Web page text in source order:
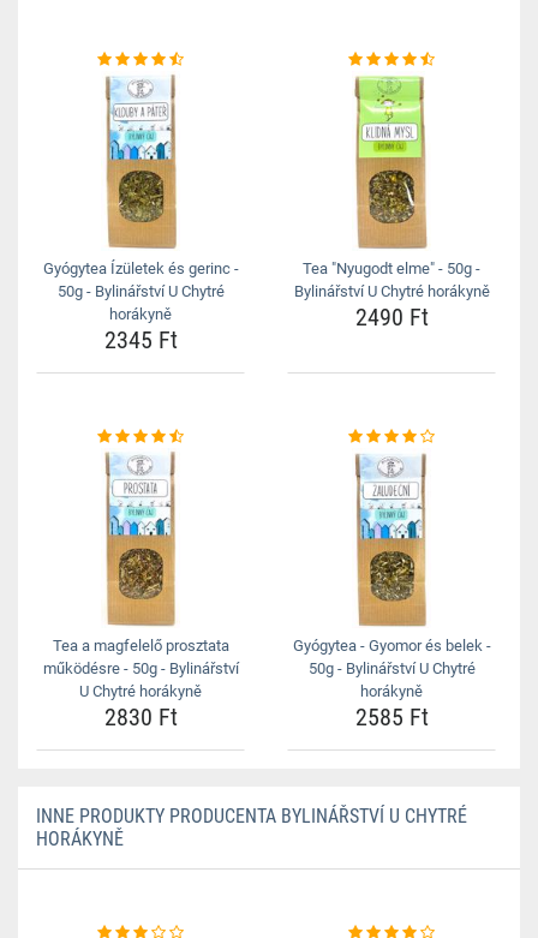
Gyógytea Ízületek és gerinc -
50g - Bylinářství U Chytré
horákyně
2345 Ft
Tea "Nyugodt elme" - 50g -
Bylinářství U Chytré horákyně
2490 Ft
Tea a magfelelő prosztata
működésre - 50g - Bylinářství
U Chytré horákyně
2830 Ft
Gyógytea - Gyomor és belek -
50g - Bylinářství U Chytré
horákyně
2585 Ft
INNE PRODUKTY PRODUCENTA BYLINÁŘSTVÍ U CHYTRÉ
HORÁKYNĚ